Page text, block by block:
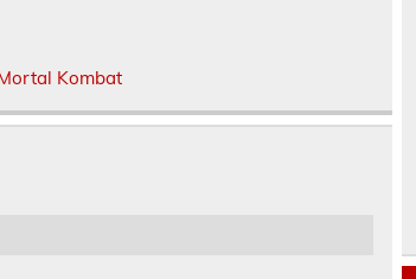
Kombat